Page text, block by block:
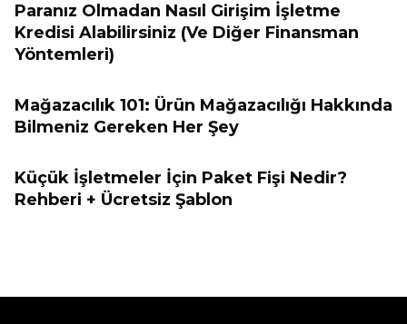
Paranız Olmadan Nasıl Girişim İşletme
Kredisi Alabilirsiniz (Ve Diğer Finansman
Yöntemleri)
Mağazacılık 101: Ürün Mağazacılığı Hakkında
Bilmeniz Gereken Her Şey
Küçük İşletmeler İçin Paket Fişi Nedir?
Rehberi + Ücretsiz Şablon